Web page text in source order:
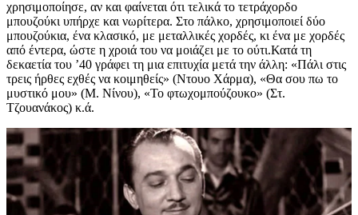
χρησιμοποίησε, αν και φαίνεται ότι τελικά το τετράχορδο
μπουζούκι υπήρχε και νωρίτερα. Στο πάλκο, χρησιμοποιεί δύο
μπουζούκια, ένα κλασικό, με μεταλλικές χορδές, κι ένα με χορδές
από έντερα, ώστε η χροιά του να μοιάζει με το ούτι.Κατά τη
δεκαετία του ’40 γράφει τη μια επιτυχία μετά την άλλη: «Πάλι στις
τρεις ήρθες εχθές να κοιμηθείς» (Ντουο Χάρμα), «Θα σου πω το
μυστικό μου» (Μ. Νίνου), «Το φτωχομπούζουκο» (Στ.
Τζουανάκος) κ.ά.